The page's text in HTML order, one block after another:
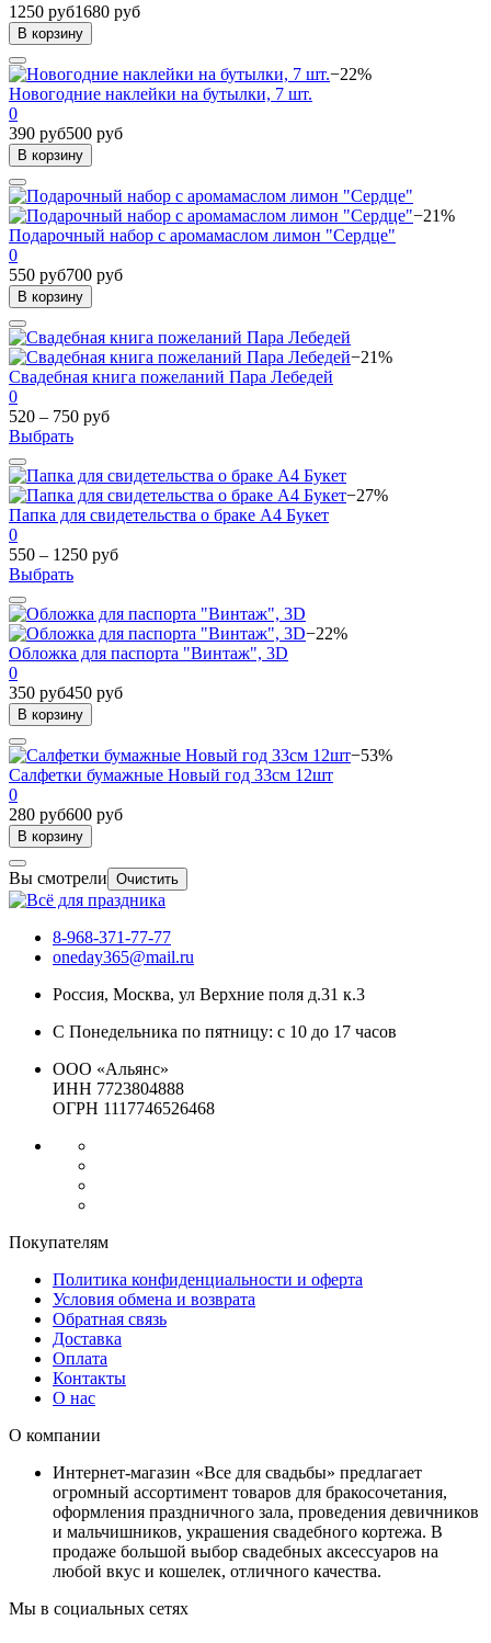
1250 руб1680 руб
В корзину
−22%
Новогодние наклейки на бутылки, 7 шт.
0
390 руб500 руб
В корзину
−21%
Подарочный набор с аромамаслом лимон "Сердце"
0
550 руб700 руб
В корзину
−21%
Свадебная книга пожеланий Пара Лебедей
0
520 – 750 руб
Выбрать
−27%
Папка для свидетельства о браке А4 Букет
0
550 – 1250 руб
Выбрать
−22%
Обложка для паспорта "Винтаж", 3D
0
350 руб450 руб
В корзину
−53%
Салфетки бумажные Новый год 33см 12шт
0
280 руб600 руб
В корзину
Вы смотрели Очистить
8-968-371-77-77
oneday365@mail.ru
Россия, Москва, ул Верхние поля д.31 к.3
С Понедельника по пятницу: с 10 до 17 часов
ООО «Альянс»
ИНН 7723804888
ОГРН 1117746526468
Покупателям
Политика конфиденциальности и оферта
Условия обмена и возврата
Обратная связь
Доставка
Оплата
Контакты
О нас
О компании
Интернет-магазин «Все для свадьбы» предлагает
огромный ассортимент товаров для бракосочетания,
оформления праздничного зала, проведения девичников
и мальчишников, украшения свадебного кортежа. В
продаже большой выбор свадебных аксессуаров на
любой вкус и кошелек, отличного качества.
Мы в социальных сетях